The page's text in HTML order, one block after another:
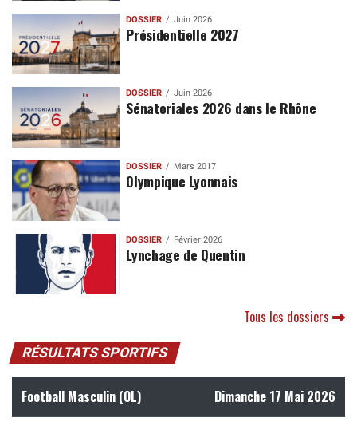
DOSSIER Juin 2026
Présidentielle 2027
DOSSIER Juin 2026
Sénatoriales 2026 dans le Rhône
DOSSIER Mars 2017
Olympique Lyonnais
DOSSIER Février 2026
Lynchage de Quentin
Tous les dossiers
RÉSULTATS SPORTIFS
Football Masculin (OL) Dimanche 17 Mai 2026